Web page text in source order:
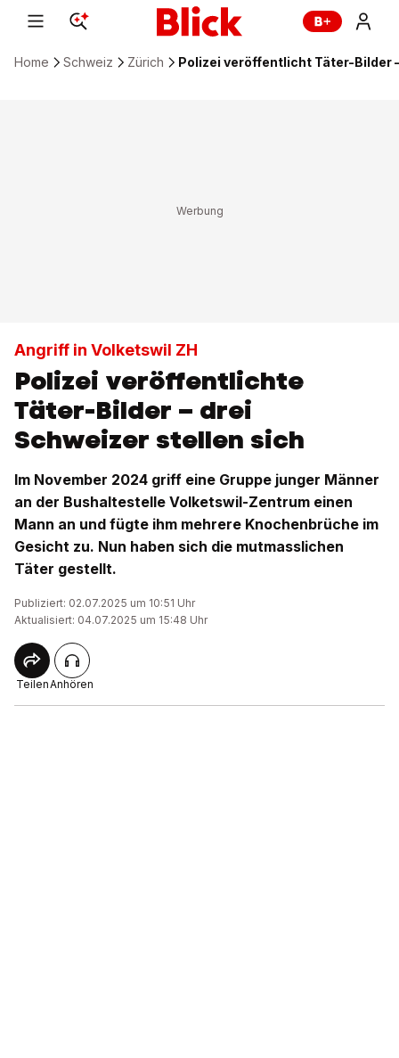
Home Schweiz Zürich Polizei veröffentlicht Täter-Bilder
Angriff in Volketswil ZH
Polizei veröffentlichte
Täter-Bilder – drei
Schweizer stellen sich
Im November 2024 griff eine Gruppe junger Männer
an der Bushaltestelle Volketswil-Zentrum einen
Mann an und fügte ihm mehrere Knochenbrüche im
Gesicht zu. Nun haben sich die mutmasslichen
Täter gestellt.
Publiziert: 02.07.2025 um 10:51 Uhr
Aktualisiert: 04.07.2025 um 15:48 Uhr
TeilenAnhören